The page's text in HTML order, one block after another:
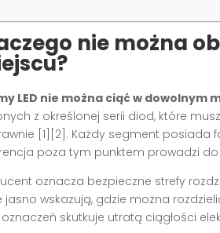
nie można
LED nie można ciąć w dowolnym
z określonej serii diod, które
[1][2]. Każdy segment posiada
poza tym punktem prowadzi
oznacza bezpieczne strefy
jasno wskazują, gdzie można
skutkuje utratą ciągłości